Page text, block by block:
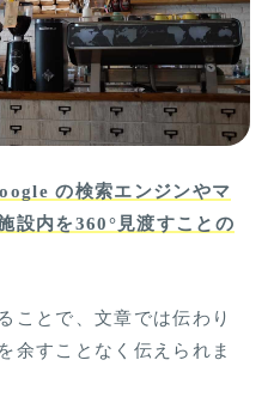
の検索エンジンやマ
設内を360°見渡すことの
ことで、文章では伝わり
余すことなく伝えられま